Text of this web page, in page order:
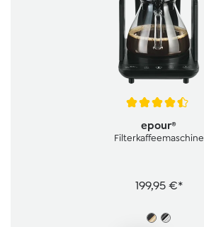
epour®
Filterkaffeemaschine
199,95 €*